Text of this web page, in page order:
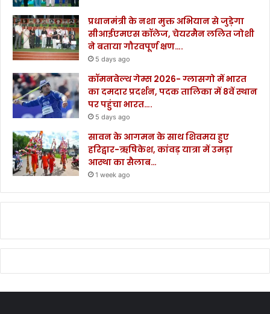
प्रधानमंत्री के नशा मुक्त अभियान से जुड़ेगा
सीआईएमएस कॉलेज, चेयरमैन ललित जोशी
ने बताया गौरवपूर्ण क्षण….
5 days ago
कॉमनवेल्थ गेम्स 2026- ग्लासगो में भारत
का दमदार प्रदर्शन, पदक तालिका में 8वें स्थान
पर पहुंचा भारत….
5 days ago
सावन के आगमन के साथ शिवमय हुए
हरिद्वार-ऋषिकेश, कांवड़ यात्रा में उमड़ा
आस्था का सैलाब…
1 week ago